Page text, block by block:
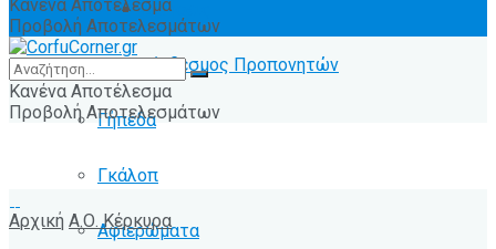
Ειδήσεις
Σύνδεσμος Προπονητών
Γήπεδα
Γκάλοπ
Αφιερώματα
Κανένα Αποτέλεσμα
Προβολή Αποτελεσμάτων
Κανένα Αποτέλεσμα
Προβολή Αποτελεσμάτων
Αρχική Α.Ο. Κέρκυρα